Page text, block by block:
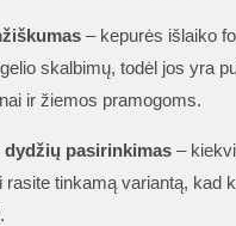
– kepurės išlaiko
skalbimų, todėl jos yra
ir žiemos pramogoms.
dydžių pasirinkimas–
rasite tinkamą variantą, kad